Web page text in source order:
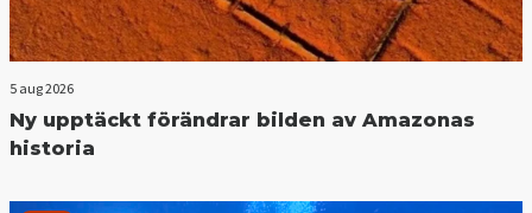
5 aug 2026
Ny upptäckt förändrar bilden av Amazonas
historia